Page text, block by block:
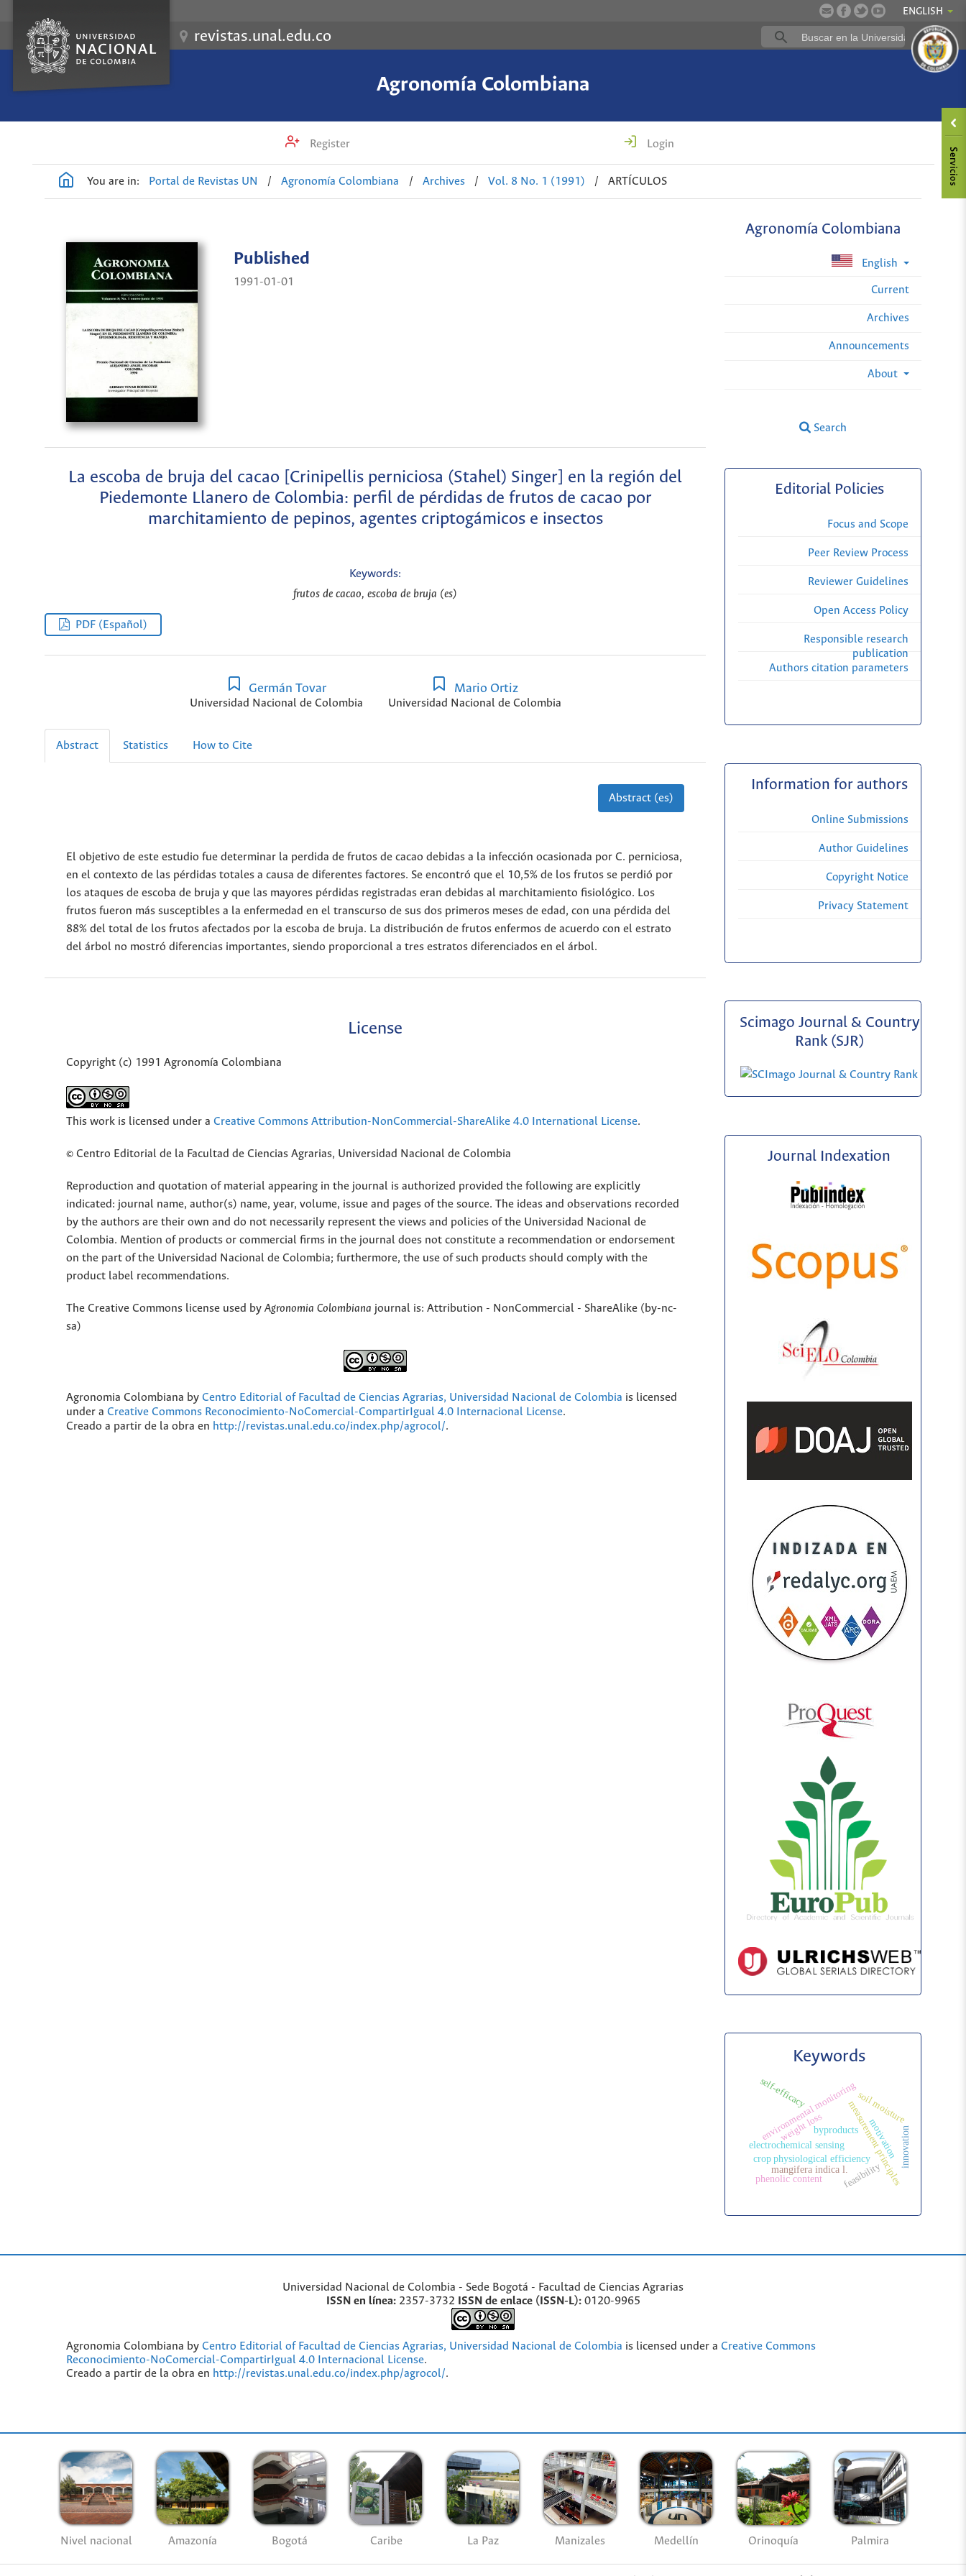
ENGLISH
revistas.unal.edu.co
Agronomía Colombiana
Register Login
You are in: Portal de Revistas UN / Agronomía Colombiana / Archives / Vol. 8 No. 1 (1991) / ARTÍCULOS
Agronomía Colombiana
English
Current
Archives
Announcements
About
Search
Published
1991-01-01
La escoba de bruja del cacao [Crinipellis perniciosa (Stahel) Singer] en la región del
Piedemonte Llanero de Colombia: perfil de pérdidas de frutos de cacao por
marchitamiento de pepinos, agentes criptogámicos e insectos
Keywords:
frutos de cacao, escoba de bruja (es)
PDF (Español)
Germán Tovar
Universidad Nacional de Colombia
Mario Ortiz
Universidad Nacional de Colombia
Abstract Statistics How to Cite
Abstract (es)
El objetivo de este estudio fue determinar la perdida de frutos de cacao debidas a la infección ocasionada por C. perniciosa,
en el contexto de las pérdidas totales a causa de diferentes factores. Se encontró que el 10,5% de los frutos se perdió por
los ataques de escoba de bruja y que las mayores pérdidas registradas eran debidas al marchitamiento fisiológico. Los
frutos fueron más susceptibles a la enfermedad en el transcurso de sus dos primeros meses de edad, con una pérdida del
88% del total de los frutos afectados por la escoba de bruja. La distribución de frutos enfermos de acuerdo con el estrato
del árbol no mostró diferencias importantes, siendo proporcional a tres estratos diferenciados en el árbol.
License
Copyright (c) 1991 Agronomía Colombiana
This work is licensed under a Creative Commons Attribution-NonCommercial-ShareAlike 4.0 International License.
© Centro Editorial de la Facultad de Ciencias Agrarias, Universidad Nacional de Colombia
Reproduction and quotation of material appearing in the journal is authorized provided the following are explicitly
indicated: journal name, author(s) name, year, volume, issue and pages of the source. The ideas and observations recorded
by the authors are their own and do not necessarily represent the views and policies of the Universidad Nacional de
Colombia. Mention of products or commercial firms in the journal does not constitute a recommendation or endorsement
on the part of the Universidad Nacional de Colombia; furthermore, the use of such products should comply with the
product label recommendations.
The Creative Commons license used by Agronomia Colombiana journal is: Attribution - NonCommercial - ShareAlike (by-nc-
sa)
Agronomia Colombiana by Centro Editorial of Facultad de Ciencias Agrarias, Universidad Nacional de Colombia is licensed
under a Creative Commons Reconocimiento-NoComercial-CompartirIgual 4.0 Internacional License.
Creado a partir de la obra en http://revistas.unal.edu.co/index.php/agrocol/.
Editorial Policies
Focus and Scope
Peer Review Process
Reviewer Guidelines
Open Access Policy
Responsible research
publication
Authors citation parameters
Information for authors
Online Submissions
Author Guidelines
Copyright Notice
Privacy Statement
Scimago Journal & Country
Rank (SJR)
Journal Indexation
Keywords
electrochemical sensing
environmental monitoringmeasurement principles
soil moisture
crop physiological efficiency
weight loss innovation
motivation
self-efficacy
feasibility
mangifera indica l.
byproducts
phenolic content
Universidad Nacional de Colombia - Sede Bogotá - Facultad de Ciencias Agrarias
ISSN en línea:2357-3732 ISSN de enlace (ISSN-L):0120-9965
Agronomia Colombiana by Centro Editorial of Facultad de Ciencias Agrarias, Universidad Nacional de Colombia is licensed under a Creative Commons
Reconocimiento-NoComercial-CompartirIgual 4.0 Internacional License.
Creado a partir de la obra en http://revistas.unal.edu.co/index.php/agrocol/.
Nivel nacional Amazonía Bogotá Caribe La Paz Manizales Medellín Orinoquía Palmira